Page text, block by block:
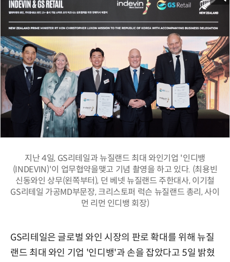
지난 4일, GS리테일과 뉴질랜드 최대 와인기업 '인디뱅
(INDEVIN)'이 업무협약을맺고 기념 촬영을 하고 있다. (최용빈
신동와인 상무(왼쪽부터), 던 베넷 뉴질랜드 주한대사, 이기철
GS리테일 가공MD부문장, 크리스토퍼 럭슨 뉴질랜드 총리, 사이
먼 리먼 인디뱅 회장)
GS리테일은 글로벌 와인 시장의 판로 확대를 위해 뉴질
랜드 최대 와인 기업 '인디뱅'과 손을 잡았다고 5일 밝혔